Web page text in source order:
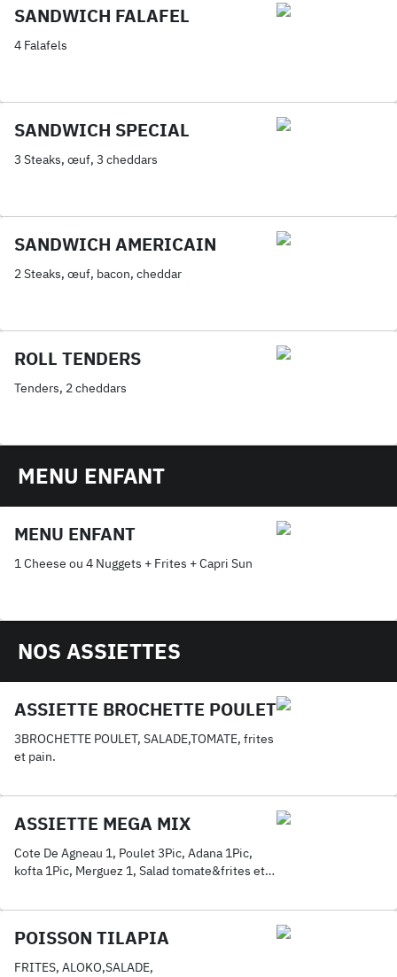
SANDWICH FALAFEL
4 Falafels
SANDWICH SPECIAL
3 Steaks, œuf, 3 cheddars
SANDWICH AMERICAIN
2 Steaks, œuf, bacon, cheddar
ROLL TENDERS
Tenders, 2 cheddars
MENU ENFANT
MENU ENFANT
1 Cheese ou 4 Nuggets + Frites + Capri Sun
NOS ASSIETTES
ASSIETTE BROCHETTE POULET
3BROCHETTE POULET, SALADE,TOMATE, frites
et pain.
ASSIETTE MEGA MIX
Cote De Agneau 1, Poulet 3Pic, Adana 1Pic,
kofta 1Pic, Merguez 1, Salad tomate&frites et
POISSON TILAPIA
FRITES, ALOKO,SALADE,